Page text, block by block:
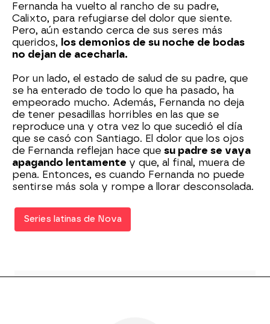
Fernanda ha vuelto al rancho de su padre,
Calixto, para refugiarse del dolor que siente.
Pero, aún estando cerca de sus seres más
queridos, los demonios de su noche de bodas
no dejan de acecharla.
Por un lado, el estado de salud de su padre, que
se ha enterado de todo lo que ha pasado, ha
empeorado mucho. Además, Fernanda no deja
de tener pesadillas horribles en las que se
reproduce una y otra vez lo que sucedió el día
que se casó con Santiago. El dolor que los ojos
de Fernanda reflejan hace que su padre se vaya
apagando lentamente y que, al final, muera de
pena. Entonces, es cuando Fernanda no puede
sentirse más sola y rompe a llorar desconsolada.
Series latinas de Nova